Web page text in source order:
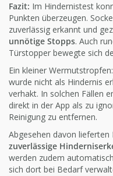
Fazit: Im Hindernistest
Punkten überzeugen.
zuverlässig erkannt und
unnötige Stopps. Auch
Türstopper bewegte sich
Ein kleiner
wurde nicht als Hindernis
verhakt. In solchen Fällen
direkt in der App als zu
Reinigung zu entfernen.
Abgesehen davon lieferten
zuverlässige
werden zudem
sich dort bei Bedarf